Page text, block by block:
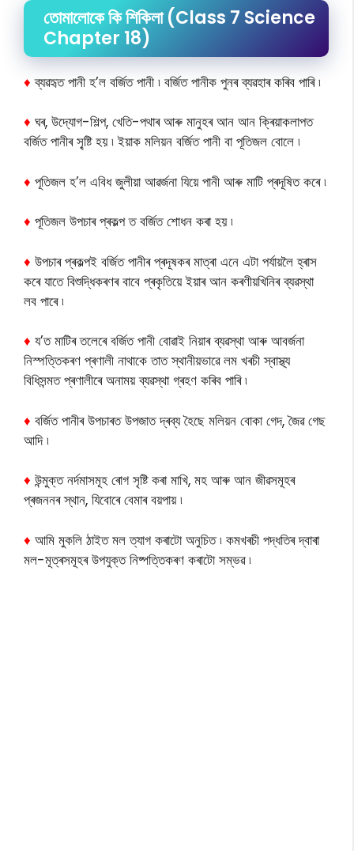
তোমালোকে কি শিকিলা (Class 7 Science
Chapter 18)
♦ ব্যৱহৃত পানী হ’ল বৰ্জিত পানী ৷ বৰ্জিত পানীক পুনৰ ব্যৱহাৰ কৰিব পাৰি ৷
♦ ঘৰ, উদ্যোগ-শিল্প, খেতি-পথাৰ আৰু মানুহৰ আন আন ক্ৰিয়াকলাপত
বৰ্জিত পানীৰ সৃ্ষ্টি হয় ৷ ইয়াক মলিয়ন বৰ্জিত পানী বা পূতিজল বোলে ৷
♦ পূতিজল হ’ল এবিধ জুলীয়া আৱৰ্জনা যিয়ে পানী আৰু মাটি প্ৰদূষিত কৰে ৷
♦ পূতিজল উপচাৰ প্ৰকল্প ত বৰ্জিত শোধন কৰা হয় ৷
♦ উপচাৰ প্ৰকল্পই বৰ্জিত পানীৰ প্ৰদূষকৰ মাত্ৰা এনে এটা পৰ্যায়লৈ হ্ৰাস
কৰে যাতে বিশুদ্ধিকৰণৰ বাবে প্ৰকৃতিয়ে ইয়াৰ আন কৰণীয়খিনিৰ ব্যৱস্থা
লব পাৰে ৷
♦ য’ত মাটিৰ তলেৰে বৰ্জিত পানী বোৱাই নিয়াৰ ব্যৱস্থা আৰু আবৰ্জনা
নিস্পত্তিকৰণ প্ৰণালী নাথাকে তাত স্থানীয়ভাৱে লম খৰচী স্বাস্থ্য
বিধিসন্মত প্ৰণালীৰে অনাময় ব্যৱস্থা গ্ৰহণ কৰিব পাৰি ৷
♦ বৰ্জিত পানীৰ উপচাৰত উপজাত দ্ৰব্য হৈছে মলিয়ন বোকা গেদ, জৈৱ গেছ
আদি ৷
♦ উন্মুক্ত নৰ্দমাসমূহ ৰোগ সৃষ্টি কৰা মাখি, মহ আৰু আন জীৱসমূহৰ
প্ৰজননৰ স্থান, যিবোৰে বেমাৰ বয়পায় ৷
♦ আমি মুকলি ঠাইত মল ত্যাগ কৰাটো অনুচিত ৷ কমখৰচী পদ্ধতিৰ দ্বাৰা
মল-মূত্ৰসমূহৰ উপযুক্ত নিষ্পত্তিকৰণ কৰাটো সম্ভৱ ৷